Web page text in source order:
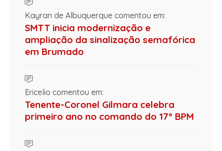
Kayran de Albuquerque comentou em:
SMTT inicia modernização e
ampliação da sinalização semafórica
em Brumado
Ericelio comentou em:
Tenente-Coronel Gilmara celebra
primeiro ano no comando do 17º BPM